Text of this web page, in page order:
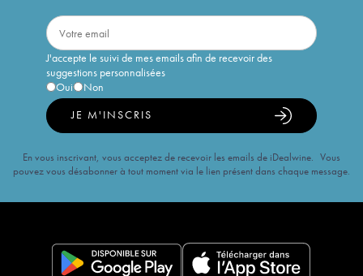
J'accepte le suivi de mes emails afin de recevoir des
suggestions personnalisées
Oui
Non
JE M'INSCRIS
En vous inscrivant, vous acceptez de recevoir les emails de iDealwine. Vous
pouvez vous désabonner à tout moment via le lien présent dans chaque message.